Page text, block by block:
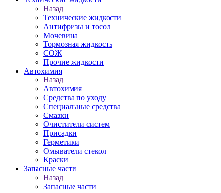
Назад
Технические жидкости
Антифризы и тосол
Мочевина
Тормозная жидкость
СОЖ
Прочие жидкости
Автохимия
Назад
Автохимия
Средства по уходу
Специальные средства
Смазки
Очистители систем
Присадки
Герметики
Омыватели стекол
Краски
Запасные части
Назад
Запасные части